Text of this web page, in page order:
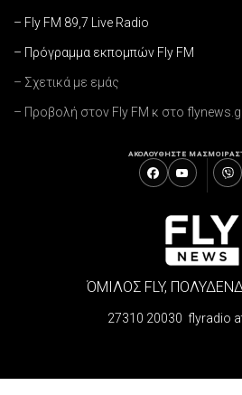
– Fly FM 89,7 Live Radio
– Πρόγραμμα εκπομπών Fly FM
– Σχετικά με εμάς
– Προβολή στον Fly FM κ στο
ΑΚΟΛΟΥΘΗΣΤΕ ΜΑΣ
ΌΜΙΛΟΣ FLY,
27310 20030 flyradio